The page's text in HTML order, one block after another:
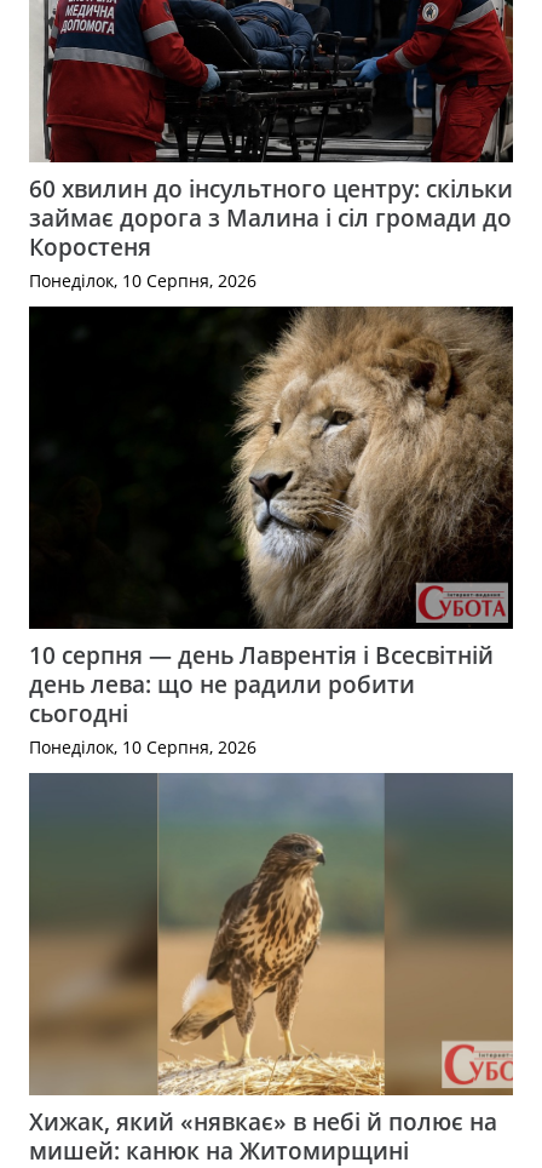
60 хвилин до інсультного центру: скільки
займає дорога з Малина і сіл громади до
Коростеня
Понеділок, 10 Серпня, 2026
10 серпня — день Лаврентія і Всесвітній
день лева: що не радили робити
сьогодні
Понеділок, 10 Серпня, 2026
Хижак, який «нявкає» в небі й полює на
мишей: канюк на Житомирщині